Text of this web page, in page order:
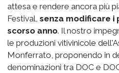
attesa e rendere ancora più
Festival, senza modificare i
scorso anno. Il nostro
le produzioni vitivinicole
Monferrato, proponendo in
denominazioni tra DOC e